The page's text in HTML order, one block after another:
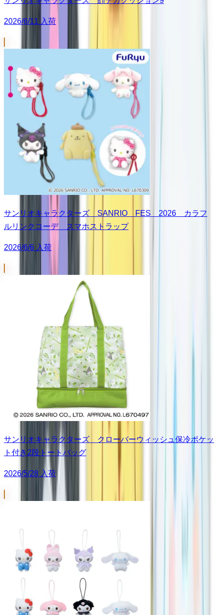
2026/6/11 入荷
サンリオキャラクターズ SANRIO FES 2026 カラフ
ルリンクコーデ スマホストラップ
2026/6/6 入荷
サンリオキャラクターズ クローバーウィッシュ保冷ポケッ
ト付き2段トートバッグ
2026/5/28 入荷